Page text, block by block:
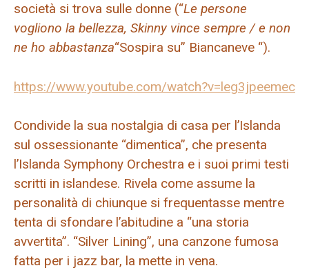
società si trova sulle donne (“Le persone
vogliono la bellezza, Skinny vince sempre / e non
ne ho abbastanza“Sospira su” Biancaneve “).
https://www.youtube.com/watch?v=leg3jpeemec
Condivide la sua nostalgia di casa per l’Islanda
sul ossessionante “dimentica”, che presenta
l’Islanda Symphony Orchestra e i suoi primi testi
scritti in islandese. Rivela come assume la
personalità di chiunque si frequentasse mentre
tenta di sfondare l’abitudine a “una storia
avvertita”. “Silver Lining”, una canzone fumosa
fatta per i jazz bar, la mette in vena.